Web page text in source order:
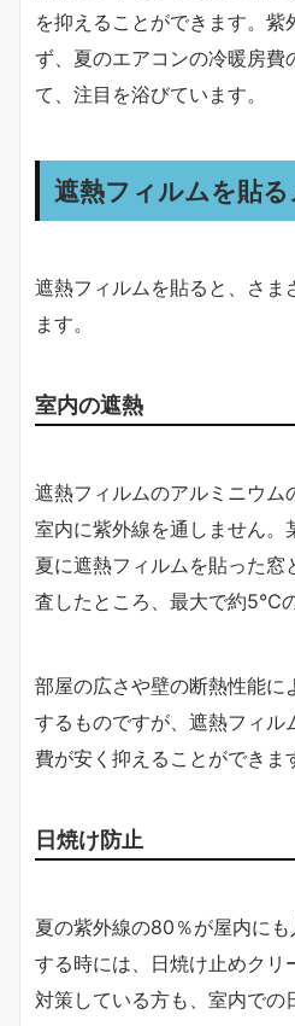
を抑えることができます。紫
ず、夏のエアコンの冷暖房費
て、注目を浴びています。
遮熱フィルムを貼る
遮熱フィルムを貼ると、さま
ます。
室内の遮熱
遮熱フィルムのアルミニウム
室内に紫外線を通しません。
夏に遮熱フィルムを貼った窓
査したところ、最大で約5℃
部屋の広さや壁の断熱性能に
するものですが、遮熱フィル
費が安く抑えることができま
日焼け防止
夏の紫外線の80％が屋内に
する時には、日焼け止めクリ
対策している方も、室内での